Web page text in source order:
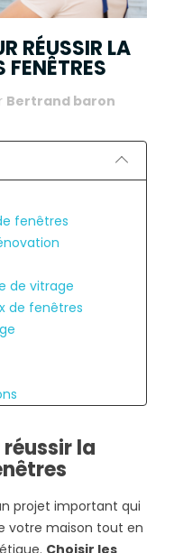
RÉUSSIR LA
Bertrand baron
fenêtres
de vitrage
de fenêtres
de vie
pour préparer
?
sont
la
projet important qui
votre maison tout en
Choisir les